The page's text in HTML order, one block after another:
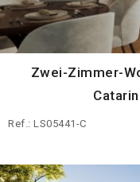
Zwei-Zimmer-
Ref.: LS05441-C